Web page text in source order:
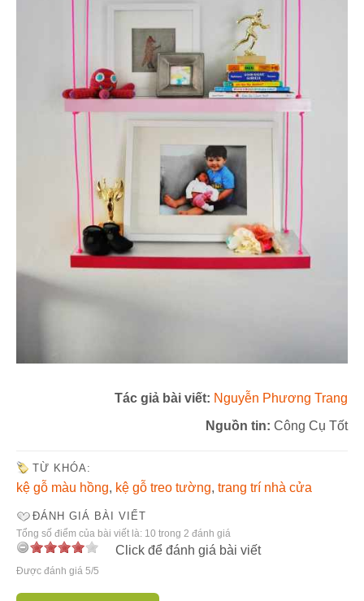
Tác giả bài viết: Nguyễn Phương Trang
Nguồn tin: Công Cụ Tốt
TỪ KHÓA:
kệ gỗ màu hồng, kệ gỗ treo tường, trang trí nhà cửa
ĐÁNH GIÁ BÀI VIẾT
Tổng số điểm của bài viết là: 10 trong 2 đánh giá
Click để đánh giá bài viết
Được đánh giá 5/5